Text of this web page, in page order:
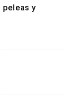
peleas y